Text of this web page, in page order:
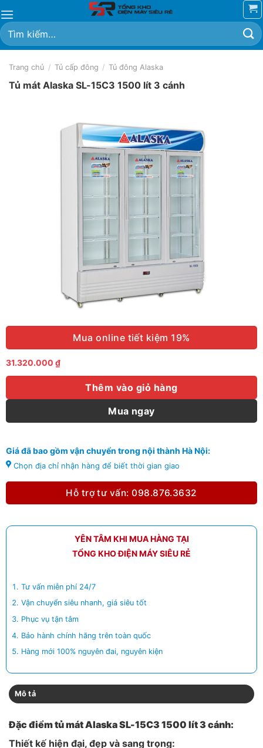
đến
nội
dung
Tìm
kiếm:
Trang chủ / Tủ cấp đông / Tủ đông Alaska
Tủ mát Alaska SL-15C3 1500 lít 3 cánh
Mua online tiết kiệm 19%
31.320.000 ₫
Thêm vào giỏ hàng
Mua ngay
Giá đã bao gồm vận chuyển trong nội thành Hà Nội:
Chọn địa chỉ nhận hàng để biết thời gian giao
Hỗ trợ tư vấn: 098.876.3632
YÊN TÂM KHI MUA HÀNG TẠI
TỔNG KHO ĐIỆN MÁY SIÊU RẺ
Tư vấn miễn phí 24/7
Vận chuyển siêu nhanh, giá siêu tốt
Phục vụ tận tâm
Bảo hành chính hãng trên toàn quốc
Hàng mới 100% nguyên đai, nguyên kiện
Mô tả
Đặc điểm tủ mát Alaska SL-15C3 1500 lít 3 cánh:
Thiết kế hiện đại, đẹp và sang trọng: